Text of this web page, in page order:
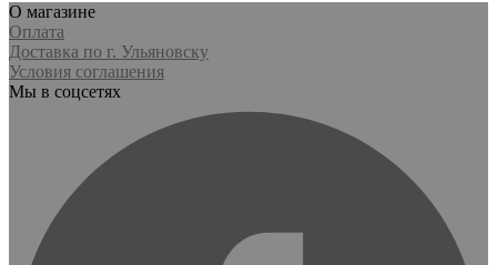
О магазине
Оплата
Доставка по г. Ульяновску
Условия соглашения
Мы в соцсетях